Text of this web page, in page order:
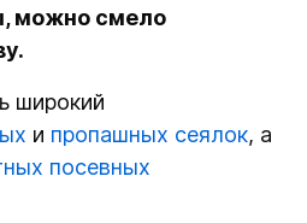
можно смело
широкий
и пропашных сеялок, а
посевных